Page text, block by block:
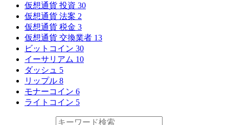
仮想通貨 投資 30
仮想通貨 法案 2
仮想通貨 税金 3
仮想通貨 交換業者 13
ビットコイン 30
イーサリアム 10
ダッシュ 5
リップル 8
モナーコイン 6
ライトコイン 5